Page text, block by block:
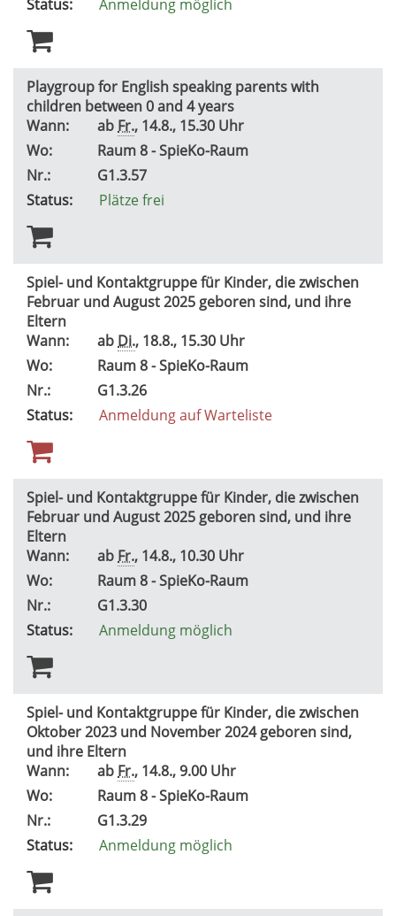
Status: Anmeldung möglich
Playgroup for English speaking parents with
children between 0 and 4 years
Wann:
ab Fr., 14.8., 15.30 Uhr
Wo:
Raum 8 - SpieKo-Raum
Nr.:
G1.3.57
Status:
Plätze frei
Spiel- und Kontaktgruppe für Kinder, die zwischen
Februar und August 2025 geboren sind, und ihre
Eltern
Wann:
ab Di., 18.8., 15.30 Uhr
Wo:
Raum 8 - SpieKo-Raum
Nr.:
G1.3.26
Status:
Anmeldung auf Warteliste
Spiel- und Kontaktgruppe für Kinder, die zwischen
Februar und August 2025 geboren sind, und ihre
Eltern
Wann:
ab Fr., 14.8., 10.30 Uhr
Wo:
Raum 8 - SpieKo-Raum
Nr.:
G1.3.30
Status:
Anmeldung möglich
Spiel- und Kontaktgruppe für Kinder, die zwischen
Oktober 2023 und November 2024 geboren sind,
und ihre Eltern
Wann:
ab Fr., 14.8., 9.00 Uhr
Wo:
Raum 8 - SpieKo-Raum
Nr.:
G1.3.29
Status:
Anmeldung möglich